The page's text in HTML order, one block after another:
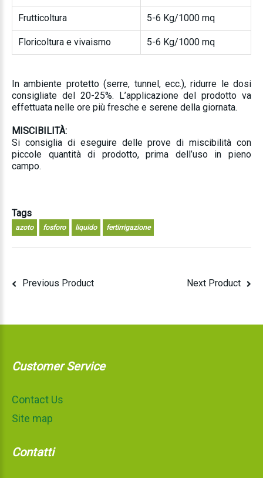
Frutticoltura 5-6 Kg/1000 mq
Floricoltura e vivaismo 5-6 Kg/1000 mq
In ambiente protetto (serre, tunnel, ecc.), ridurre le dosi
consigliate del 20-25%. L’applicazione del prodotto va
effettuata nelle ore più fresche e serene della giornata.
MISCIBILITÀ:
Si consiglia di eseguire delle prove di miscibilità con
piccole quantità di prodotto, prima dell’uso in pieno
campo.
Tags
azoto fosforo liquido fertirrigazione
Previous Product Next Product
Customer Service
Contact Us
Site map
Contatti